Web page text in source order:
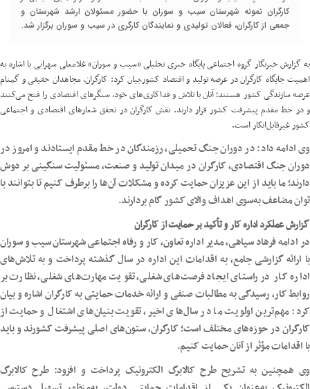
کارگران نمونه شهرستان سیب و سوران با حضور مسئولان ارشد شهرستان و
جمعی از کارگران، فعالان تولیدی و نمایندگان کارگری در سیب و سوران برگزار شد.
به گزارش خبرنگار گروه اجتماعی پایگاه خبری تحلیلی «سيب و سوران» غلامعلی سهرابی با اشاره به
اهمیت جایگاه کارگران در عرصه تولید و اقتصاد کشور،بیان کرد: کارگران، مجاهدان حقیقی و گمنام
عرصه سازندگی کشور هستند؛ آنان با تلاش و فداکاری‌های خود، سنگرهای اقتصادی را فتح می‌کنند
و در خط مقدم پیشرفت کشور قرار دارند. نقش کارگران در تحقق شعارهای اقتصادی و اجتماعی
کشور غیرقابل‌انکار است.
وی ادامه داد: در دوران جنگ تحمیلی، رزمندگان در خط مقدم ایستادند و امروز در
دوران جنگ اقتصادی، کارگران در میدان تولید و صنعت، مسئولیت سنگینی بر دوش
دارند؛ ما باید از این عزیزان حمایت کرده و مشکلات آن‌ها را برطرف کنیم تا بتوانند با
توان مضاعف به‌سوی اهداف والای کشور گام بردارند.
گزارش عملکرد اداره کار و تأکید بر حمایت از کارگران
در ادامه فرهاد سپاهی، مدیر اداره تعاون، کار و رفاه اجتماعی شهرستان سیب و سوران
با ارائه گزارشی جامع، به اقدامات این اداره در سال گذشته پرداخت و به تلاش‌های
اداره کار در راستای ایجاد فرصت‌های شغلی، تقویت مهارت‌های شغلی، نظارت بر
روابط کار، رسیدگی به مطالبات صنفی و ارائه خدمات حمایتی به کارگران اشاره و بیان
کرد: مهم‌ترین اولویت ما در سال‌های اخیر، تقویت بنیان‌های اشتغال و حمایت از
کارگران در حوزه‌های مختلف است؛ کارگران، ستون‌های اصلی پیشرفت کشورند و باید
با اقدامات مؤثر از آنان حمایت کنیم.
وی همچنین به تشریح طرح کالابرگ الکترونیک پرداخت و افزود: طرح کالابرگ